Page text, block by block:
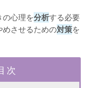
心理を分析する必要
めさせるための対策を
次